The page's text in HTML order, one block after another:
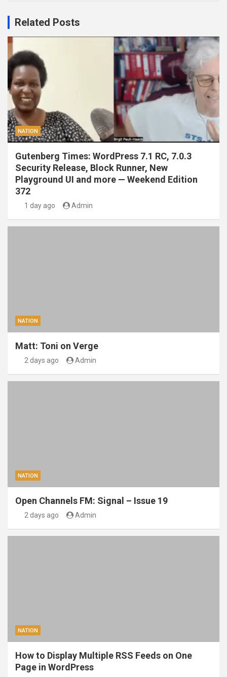
Related Posts
NATION
Gutenberg Times: WordPress 7.1 RC, 7.0.3
Security Release, Block Runner, New
Playground UI and more — Weekend Edition
372
1 day ago Admin
NATION
Matt: Toni on Verge
2 days ago Admin
NATION
Open Channels FM: Signal – Issue 19
2 days ago Admin
NATION
How to Display Multiple RSS Feeds on One
Page in WordPress